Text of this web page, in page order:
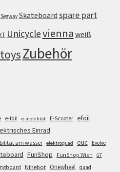
Segway Skateboard spare part
Unicyclevienna weiß
Zubehör
e-foil e-mobilität E-Scooter efoil
Einrad
am wasser elektroquad euc
Evolve
FunShop FunShop Wien GT
Ninebot Onewheel quad